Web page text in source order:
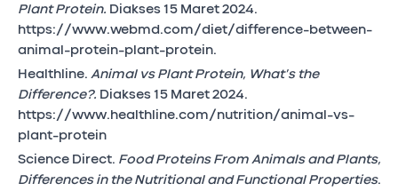
Plant Protein. Diakses 15 Maret 2024.
https://www.webmd.com/diet/difference-between-
animal-protein-plant-protein.
Healthline. Animal vs Plant Protein, What’s the
Difference?. Diakses 15 Maret 2024.
https://www.healthline.com/nutrition/animal-vs-
plant-protein
Science Direct. Food Proteins From Animals and Plants,
Differences in the Nutritional and Functional Properties.